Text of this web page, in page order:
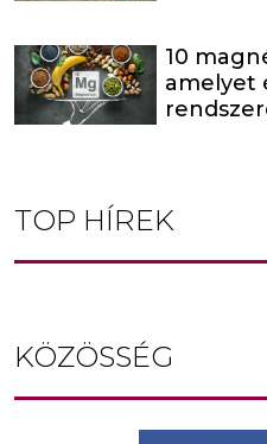
10
amelyet
TOP HÍREK
KÖZÖSSÉG